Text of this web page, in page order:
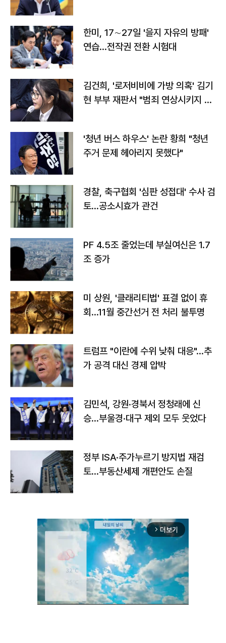
한미, 17∼27일 '을지 자유의 방패'
연습…전작권 전환 시험대
김건희, '로저비비에 가방 의혹' 김기
현 부부 재판서 "범죄 연상시키지 말
'청년 버스 하우스' 논란 황희 "청년
주거 문제 헤아리지 못했다"
경찰, 축구협회 '심판 성접대' 수사 검
토…공소시효가 관건
PF 4.5조 줄었는데 부실여신은 1.7
조 증가
미 상원, '클래리티법' 표결 없이 휴
회…11월 중간선거 전 처리 불투명
트럼프 "이란에 수위 낮춰 대응"…추
가 공격 대신 경제 압박
김민석, 강원·경북서 정청래에 신
승…부울경·대구 제외 모두 웃었다
정부 ISA·주가누르기 방지법 재검
토…부동산세제 개편안도 손질
arrow_forward_ios 더보기